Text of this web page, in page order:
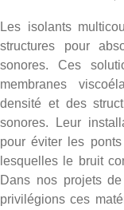
Les isolants
structures pour
sonores. Ces
membranes
densité et des
sonores. Leur
pour éviter les
lesquelles le bruit
Dans nos projets de
privilégions ces